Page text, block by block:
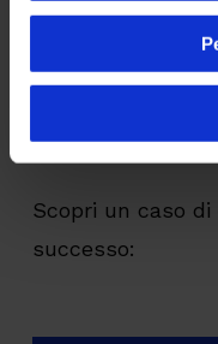
comportamento
realizzato per
piattaforma
Scopri un caso
successo: